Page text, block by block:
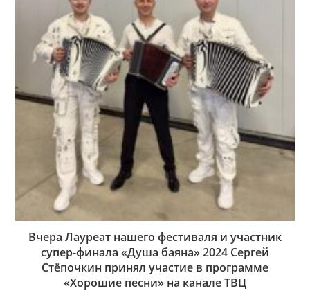
Вчера Лауреат нашего фестиваля и участник
супер-финала «Душа баяна» 2024 Сергей
Стёпочкин принял участие в программе
«Хорошие песни» на канале ТВЦ